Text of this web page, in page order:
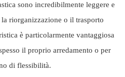
sono incredibilmente leggere e
riorganizzazione o il trasporto
è particolarmente vantaggiosa
il proprio arredamento o per
di flessibilità.